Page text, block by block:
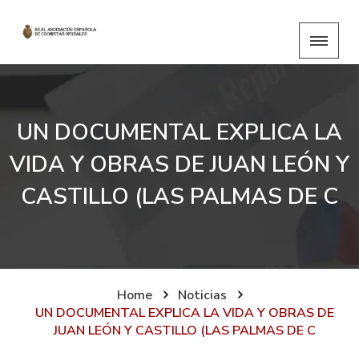
UN DOCUMENTAL EXPLICA LA
VIDA Y OBRAS DE JUAN LEÓN Y
CASTILLO (LAS PALMAS DE C
Home
Noticias
UN DOCUMENTAL EXPLICA LA VIDA Y OBRAS DE
JUAN LEÓN Y CASTILLO (LAS PALMAS DE C